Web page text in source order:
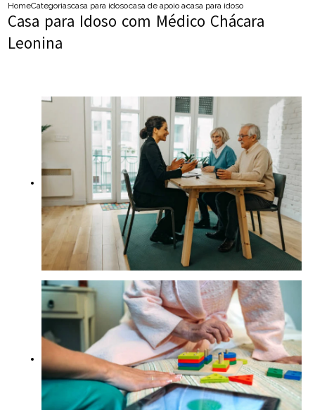
HomeCategoriascasa para idososcasa de apoio ao idosocasa para idoso com medico
Casa para Idoso com Médico Chácara
Leonina